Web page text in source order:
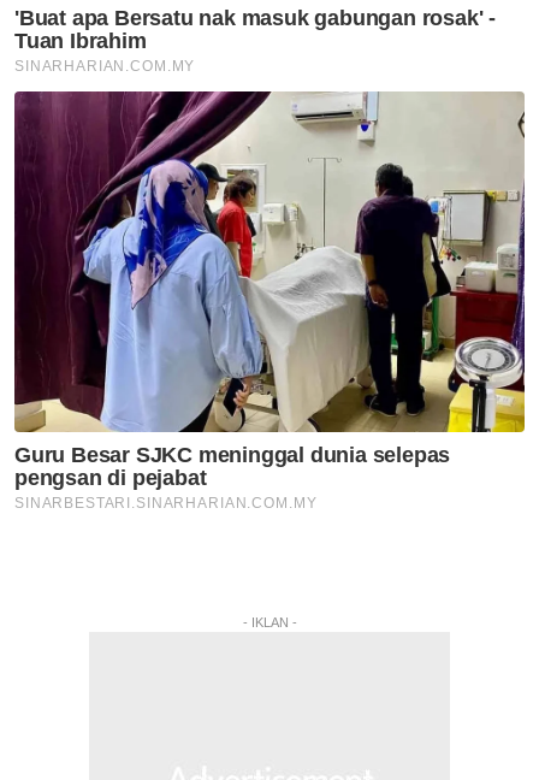
- IKLAN -